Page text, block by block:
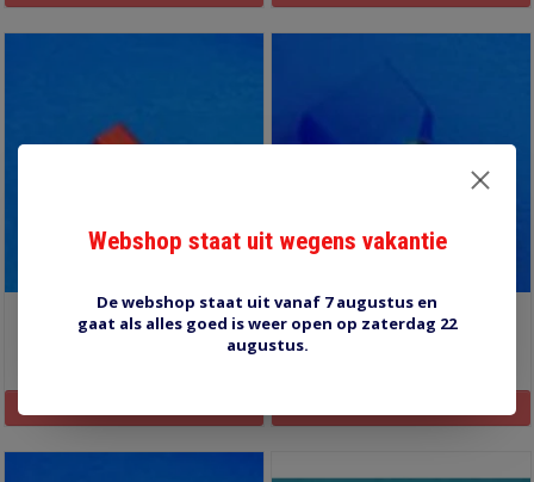
CETW100L 100 stuks CETW1600Z 10 stuks
Webshop staat uit wegens vakantie
De webshop staat uit vanaf 7 augustus en
gaat als alles goed is weer open op zaterdag 22
augustus.